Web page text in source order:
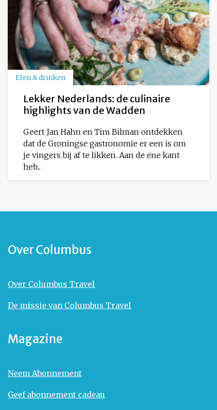
Eten & drinken
Lekker Nederlands: de culinaire
highlights van de Wadden
Geert Jan Hahn en Tim Bilman ontdekken
dat de Groningse gastronomie er een is om
je vingers bij af te likken. Aan de ene kant
heb...
Over Columbus
Over Columbus Travel
De missie van Columbus Travel
Magazine
Neem Abonnement
Geef abonnement cadeau